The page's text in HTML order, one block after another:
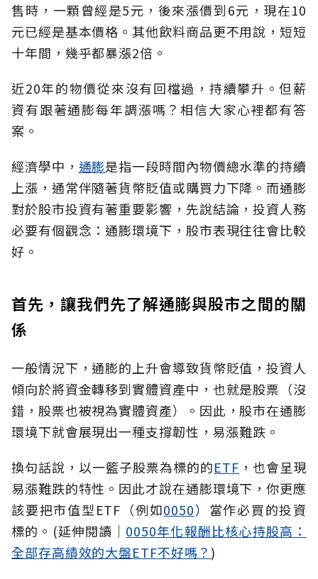
售時，一顆曾經是5元，後來漲價到6元，現在10
元已經是基本價格。其他飲料商品更不用說，短短
十年間，幾乎都暴漲2倍。
近20年的物價從來沒有回檔過，持續攀升。但薪
資有跟著通膨每年調漲嗎？相信大家心裡都有答
案。
經濟學中， 通膨是指一段時間內物價總水準的持續
上漲，通常伴隨著貨幣貶值或購買力下降。而通膨
對於股市投資有著重要影響，先說結論，投資人務
必要有個觀念：通膨環境下，股市表現往往會比較
好。
首先，讓我們先了解通膨與股市之間的關
係
一般情況下，通膨的上升會導致貨幣貶值，投資人
傾向於將資金轉移到實體資產中，也就是股票（沒
錯，股票也被視為實體資產）。因此，股市在通膨
環境下就會展現出一種支撐韌性，易漲難跌。
換句話說，以一籃子股票為標的的ETF ，也會呈現
易漲難跌的特性。因此才說在通膨環境下，你更應
該要把市值型ETF（例如0050）當作必買的投資
標的。(延伸閱讀│ 0050年化報酬比核心持股高：
全部存高績效的大盤ETF不好嗎？ )